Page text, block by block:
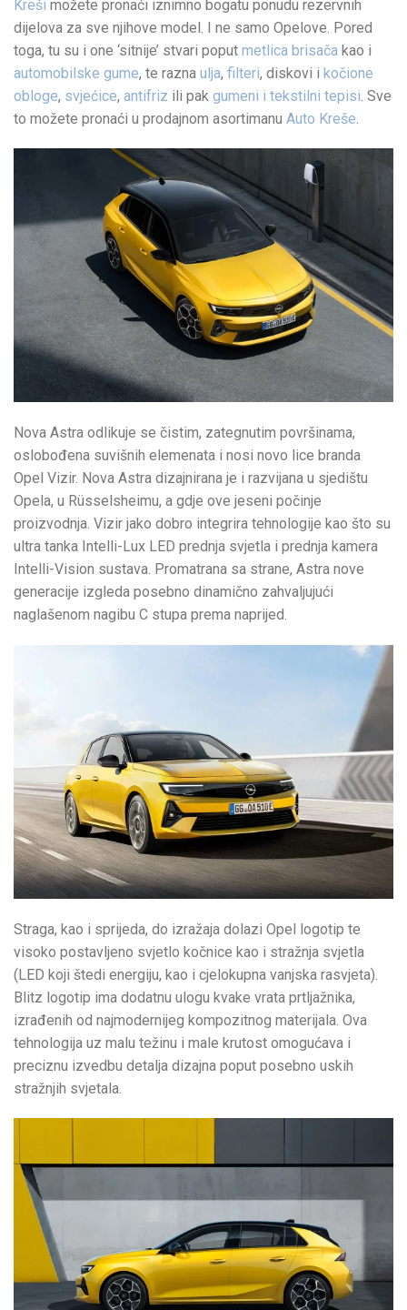
Kreši možete pronaći iznimno bogatu ponudu rezervnih
dijelova za sve njihove model. I ne samo Opelove. Pored
toga, tu su i one ‘sitnije’ stvari poput metlica brisača kao i
automobilske gume, te razna ulja, filteri, diskovi i kočione
obloge, svjećice, antifriz ili pak gumeni i tekstilni tepisi . Sve
to možete pronaći u prodajnom asortimanu Auto Kreše
Nova Astra odlikuje se čistim, zategnutim površinama,
oslobođena suvišnih elemenata i nosi novo lice branda
Opel Vizir. Nova Astra dizajnirana je i razvijana u sjedištu
Opela, u Rüsselsheimu, a gdje ove jeseni počinje
proizvodnja. Vizir jako dobro integrira tehnologije kao što su
ultra tanka Intelli-Lux LED prednja svjetla i prednja kamera
Intelli-Vision sustava. Promatrana sa strane, Astra nove
generacije izgleda posebno dinamično zahvaljujući
naglašenom nagibu C stupa prema naprijed.
Straga, kao i sprijeda, do izražaja dolazi Opel logotip te
visoko postavljeno svjetlo kočnice kao i stražnja svjetla
(LED koji štedi energiju, kao i cjelokupna vanjska rasvjeta).
Blitz logotip ima dodatnu ulogu kvake vrata prtljažnika,
izrađenih od najmodernijeg kompozitnog materijala. Ova
tehnologija uz malu težinu i male krutost omogućava i
preciznu izvedbu detalja dizajna poput posebno uskih
stražnjih svjetala.